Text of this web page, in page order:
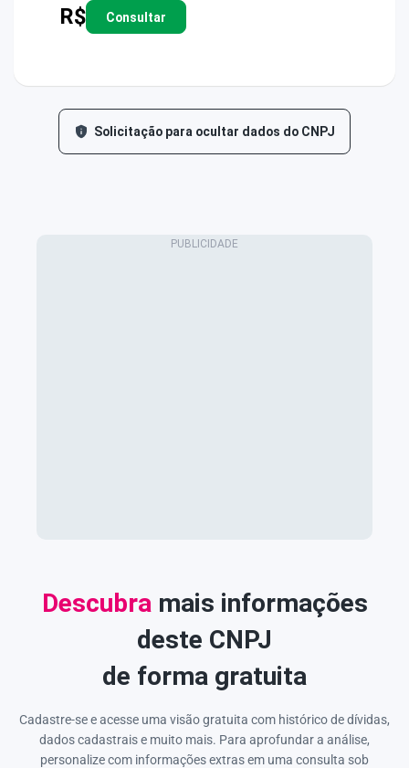
R$ Consultar
Solicitação para ocultar dados do CNPJ
Descubramais informações
deste CNPJ
de forma gratuita
Cadastre-se e acesse uma visão gratuita com histórico de dívidas,
dados cadastrais e muito mais. Para aprofundar a análise,
personalize com informações extras em uma consulta sob